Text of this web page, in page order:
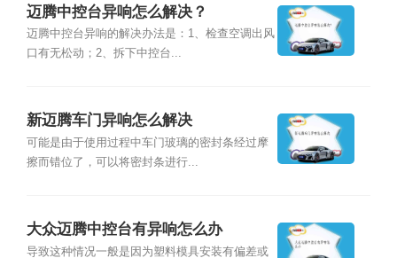
迈腾中控台异响怎么解决？
迈腾中控台异响的解决办法是：1、检查空调出风
口有无松动；2、拆下中控台...
新迈腾车门异响怎么解决
可能是由于使用过程中车门玻璃的密封条经过摩
擦而错位了，可以将密封条进行...
大众迈腾中控台有异响怎么办
导致这种情况一般是因为塑料模具安装有偏差或